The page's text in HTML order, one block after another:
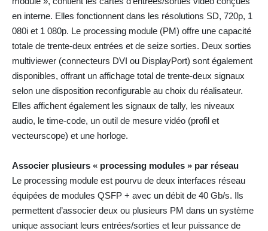
en interne. Elles fonctionnent dans les résolutions SD, 720p, 1
080i et 1 080p. Le processing module (PM) offre une capacité
totale de trente-deux entrées et de seize sorties. Deux sorties
multiviewer (connecteurs DVI ou DisplayPort) sont également
disponibles, offrant un affichage total de trente-deux signaux
selon une disposition reconfigurable au choix du réalisateur.
Elles affichent également les signaux de tally, les niveaux
audio, le time-code, un outil de mesure vidéo (profil et
vecteurscope) et une horloge.
Associer plusieurs « processing modules » par réseau
Le processing module est pourvu de deux interfaces réseau
équipées de modules QSFP + avec un débit de 40 Gb/s. Ils
permettent d’associer deux ou plusieurs PM dans un système
unique associant leurs entrées/sorties et leur puissance de